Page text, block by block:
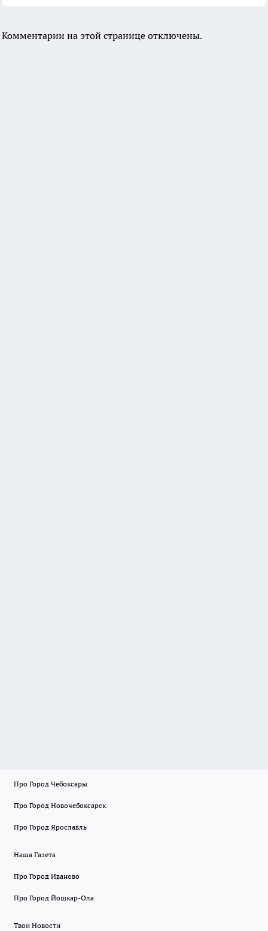
Комментарии на этой странице отключены.
Про Город Чебоксары
Про Город Новочебоксарск
Про Город Ярославль
Наша Газета
Про Город Иваново
Про Город Йошкар-Ола
Твои Новости